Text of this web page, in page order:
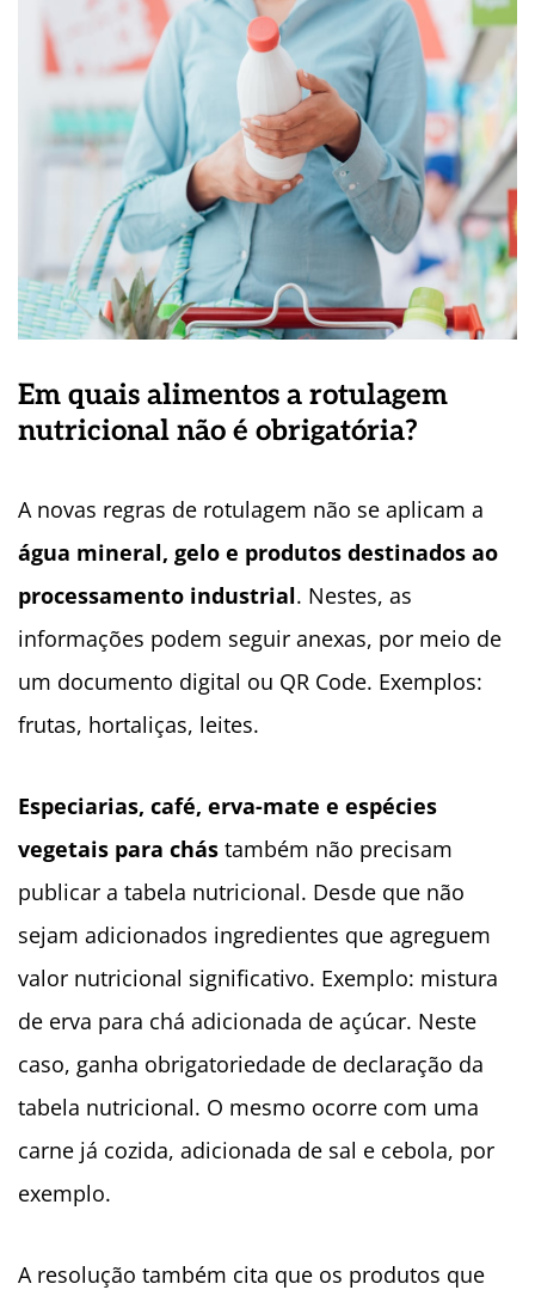
Em quais alimentos a rotulagem
nutricional não é obrigatória?
A novas regras de rotulagem não se aplicam a
água mineral, gelo e produtos destinados ao
processamento industrial. Nestes, as
informações podem seguir anexas, por meio de
um documento digital ou QR Code. Exemplos:
frutas, hortaliças, leites.
Especiarias, café, erva-mate e espécies
vegetais para chás também não precisam
publicar a tabela nutricional. Desde que não
sejam adicionados ingredientes que agreguem
valor nutricional significativo. Exemplo: mistura
de erva para chá adicionada de açúcar. Neste
caso, ganha obrigatoriedade de declaração da
tabela nutricional. O mesmo ocorre com uma
carne já cozida, adicionada de sal e cebola, por
exemplo.
A resolução também cita que os produtos que